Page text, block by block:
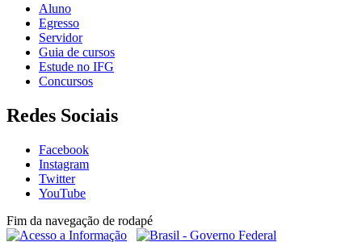
Aluno
Egresso
Servidor
Guia de cursos
Estude no IFG
Concursos
Redes Sociais
Facebook
Instagram
Twitter
YouTube
Fim da navegação de rodapé